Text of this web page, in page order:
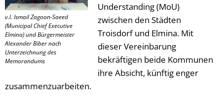
v.l. Ismail Zagoon-Saeed
(Municipal Chief Executive
Elmina) und Bürgermeister
Alexander Biber nach
Unterzeichnung des
Memorandums
Understanding (MoU)
zwischen den Städten
Troisdorf und Elmina. Mit
dieser Vereinbarung
bekräftigen beide Kommunen
ihre Absicht, künftig enger
zusammenzuarbeiten.